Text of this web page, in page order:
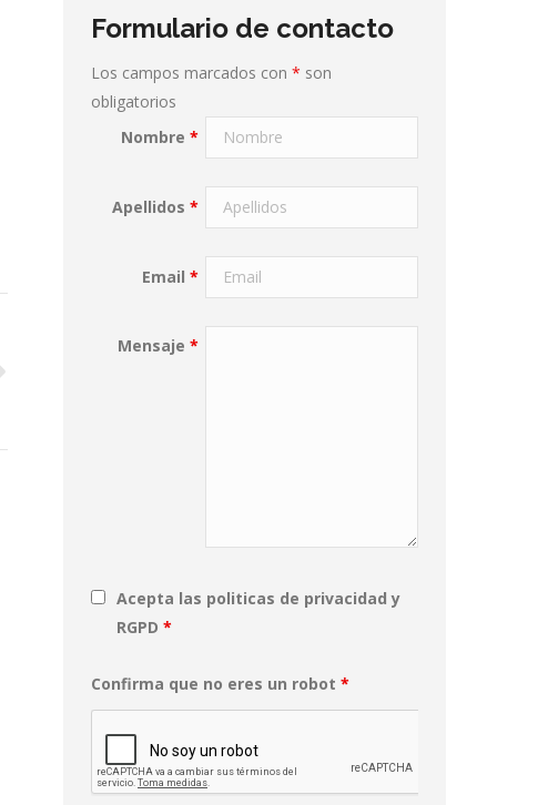
Formulario de contacto
Los campos marcados con * son
obligatorios
Nombre*
Apellidos*
Email*
Mensaje*
Acepta las politicas de privacidad y
RGPD *
Confirma que no eres un robot *